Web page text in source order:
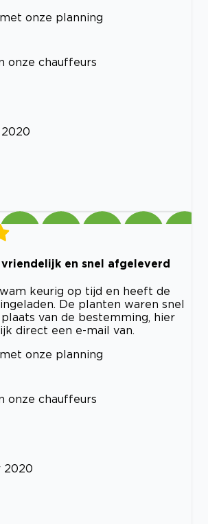
onze planning
onze chauffeurs
en snel afgeleverd
keurig op tijd en heeft de
De planten waren snel
van de bestemming, hier
direct een e-mail van.
onze planning
onze chauffeurs
2020